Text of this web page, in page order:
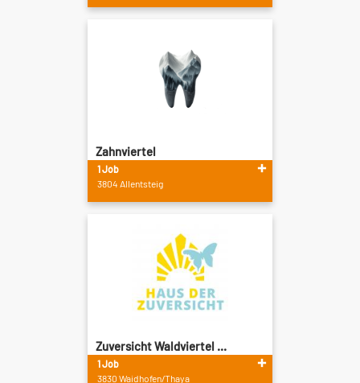
Zahnviertel
1 Job
3804 Allentsteig
Zuversicht Waldviertel ...
1 Job
3830 Waidhofen/Thaya